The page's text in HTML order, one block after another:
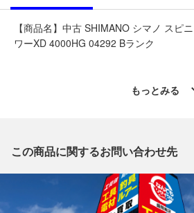
【商品名】中古 SHIMANO シマノ スピ
ワーXD 4000HG 04292 Bランク
※「なんでもリサイクルビッグバン 公式
電話番号：019-681-0402
もっとみる
この商品に関するお問い合わせ先